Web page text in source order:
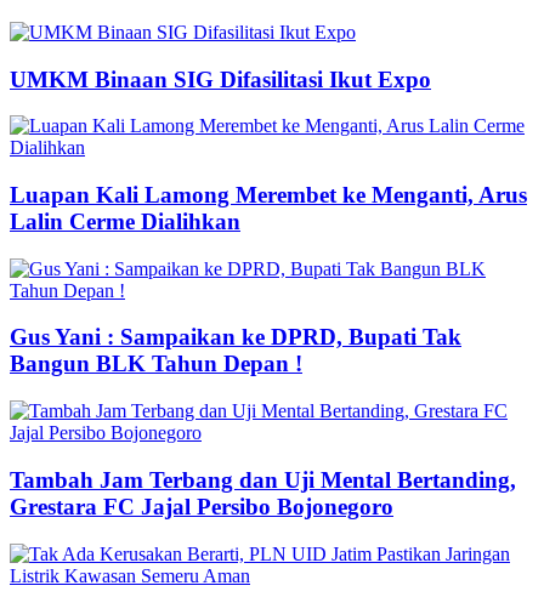
UMKM Binaan SIG Difasilitasi Ikut Expo
Luapan Kali Lamong Merembet ke Menganti, Arus
Lalin Cerme Dialihkan
Gus Yani : Sampaikan ke DPRD, Bupati Tak
Bangun BLK Tahun Depan !
Tambah Jam Terbang dan Uji Mental Bertanding,
Grestara FC Jajal Persibo Bojonegoro